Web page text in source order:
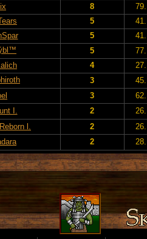
8
5
5
5
4
3
3
I. 2
l. 2
2